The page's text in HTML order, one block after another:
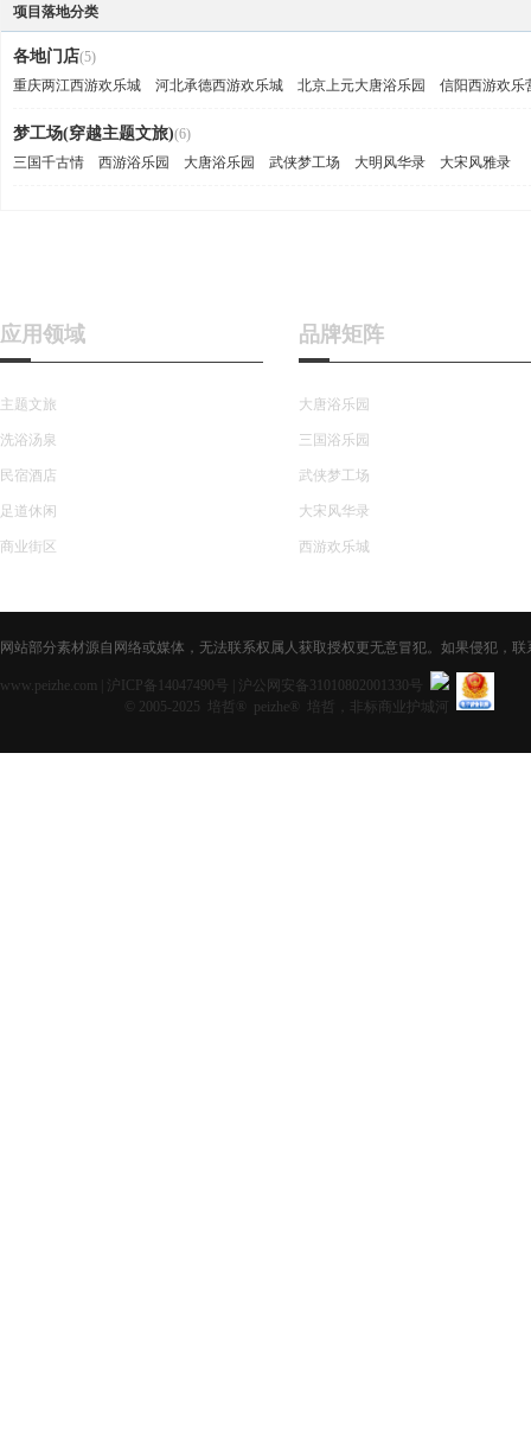
项目落地分类
各地门店(5)
重庆两江西游欢乐城
河北承德西游欢乐城 北京上元大唐浴乐园 信阳西游欢乐
梦工场(穿越主题文旅)(6)
三国千古情
西游浴乐园 大唐浴乐园 武侠梦工场 大明风华录 大宋风雅录
应用领域
主题文旅
洗浴汤泉
民宿酒店
足道休闲
商业街区
品牌矩阵
大唐浴乐园
三国浴乐园
武侠梦工场
大宋风华录
西游欢乐城
网站部分素材源自网络或媒体，无法联系权属人获取授权更无意冒犯。如果侵犯，联
www.peizhe.com 沪ICP备14047490号
沪公网安备31010802001330号
© 2005-2025 培哲® peizhe® 培哲，非标商业护城河